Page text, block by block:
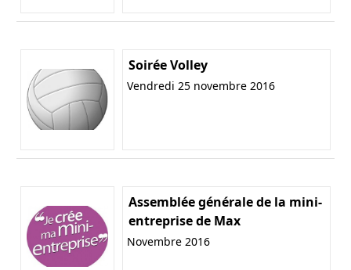
Soirée Volley
Vendredi 25 novembre 2016
Assemblée générale de la mini-
entreprise de Max
Novembre 2016